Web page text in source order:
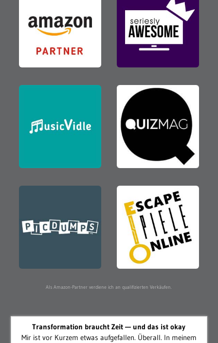
Als Amazon-Partner verdiene ich an qualifizierten Verkäufen.
Transformation braucht Zeit — und das ist okay
Mir ist vor Kurzem etwas aufgefallen. Überall. In meinem